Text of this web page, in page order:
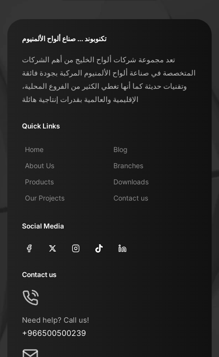
تكنوبوند ... صناع ألواح الألمنيوم
تعد مجموعة شركات ألواح الخليج من أهم الشركات
المتخصصة في صناعة ألواح الألمنيوم المركبة بجودة فائقة
وتقنيات حديثة كما أنها تغطي الكثير من الفروع المحلية،
الإقليمية والعالمية بقدرات إنتاجية هائلة
Quick Links
Home
About Us
Products
Our Projects
Blog
Branches
Downloads
Contact us
Social Media
Contact us
Need help? Call us!
+966500500239